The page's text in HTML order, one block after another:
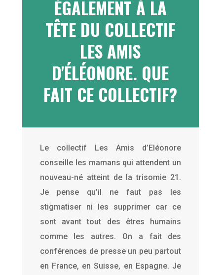
ÉGALEMENT À LA
TÊTE DU COLLECTIF
LES AMIS
D'ÉLÉONORE. QUE
FAIT CE COLLECTIF?
Le collectif Les Amis d’Eléonore
conseille les mamans qui attendent un
nouveau-né atteint de la trisomie 21.
Je pense qu’il ne faut pas les
stigmatiser ni les supprimer car ce
sont avant tout des êtres humains
comme les autres. On a fait des
conférences de presse un peu partout
en France, en Suisse, en Espagne. Je